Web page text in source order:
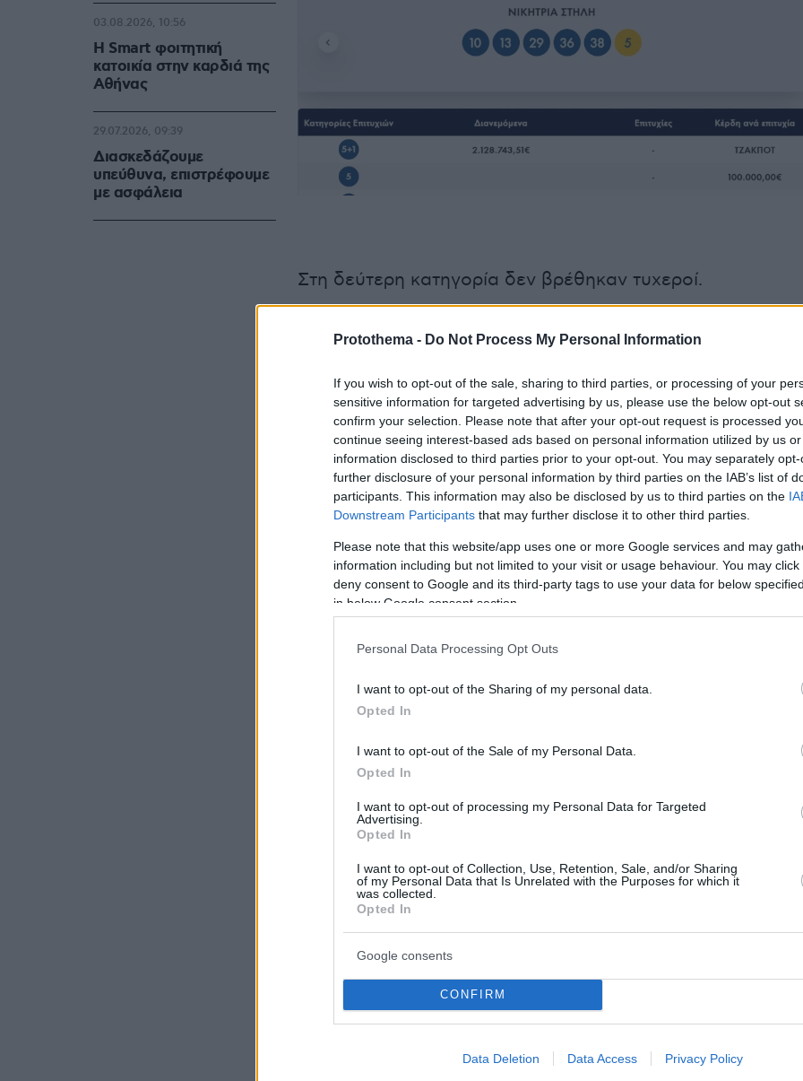
Protothema - Do Not Process My Personal Information
If you wish to opt-out of the sale, sharing to third parties, or processing of your
sensitive information for targeted advertising by us, please use the below opt-out
confirm your selection. Please note that after your opt-out request is processed
continue seeing interest-based ads based on personal information utilized by us
information disclosed to third parties prior to your opt-out. You may separately
further disclosure of your personal information by third parties on the IAB’s list of
participants. This information may also be disclosed by us to third parties on the
Downstream Participants that may further disclose it to other third parties.
Please note that this website/app uses one or more Google services and may
information including but not limited to your visit or usage behaviour. You may
deny consent to Google and its third-party tags to use your data for below
in below Google consent section.
Personal Data Processing Opt Outs
I want to opt-out of the Sharing of my personal data.
Opted In
I want to opt-out of the Sale of my Personal Data.
Opted In
I want to opt-out of processing my Personal Data for Targeted
Advertising.
Opted In
I want to opt-out of Collection, Use, Retention, Sale, and/or Sharing
of my Personal Data that Is Unrelated with the Purposes for which it
was collected.
Opted In
Google consents
CONFIRM
Data Deletion Data Access Privacy Policy
Στη δεύτερη κατηγορία δεν βρέθηκαν τυχεροί.
Ειδήσεις σήμερα:
Σαντορίνη: Επιστρέφουν σιγά-σιγά οι κάτοικοι στο νησί
και την καθημερινότητα
Σαουδική Αραβία
Η πριγκίπισσα Ιμάν της Ιορδανίας και ο Έλληνας σύζυγός
Η Smart φοιτητική
κατοικία στην καρδιά της
Αθήνας
03.08.2026, 10:56
Διασκεδάζουμε
υπεύθυνα, επιστρέφουμε
με ασφάλεια
29.07.2026, 09:39
protothema.gr στο Google News
όλες τις ειδήσεις
Δείτε όλες τις τελευταίες
από την Ελλάδα και τον Κόσμο, τη
στιγμή που συμβαίνουν, στο
ΡΟΗ ΕΙΔΗΣΕΩΝ Ειδήσεις Δημοφιλή
Το μητρικό γάλα περιέχει πάνω από
1.500 βιοδραστικά συστατικά –
πριν 10 λεπτά
Του Σωτήρος μυρίζει τηγανητό
σταφύλια. Τι λέει η παράδοση
Παντζόπουλο
«Υβριδική απειλή από ξένες
δυνάμεις»: Το Βερολίνο
«φωτογραφίζει» τη Ρωσία, ως
πριν 18 λεπτά